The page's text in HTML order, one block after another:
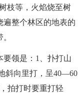
枝等，火焰烧至树
遍整个林区的地表的
领是：1、扑打山
斜向里打，呈40—60
拍打时要重打轻